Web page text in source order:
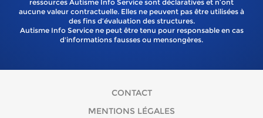
ressources Autisme Info Service sont déclaratives et n’ont
aucune valeur contractuelle. Elles ne peuvent pas être utilisées à
des fins d’évaluation des structures.
Autisme Info Service ne peut être tenu pour responsable en cas
d'informations fausses ou mensongères.
CONTACT
MENTIONS LÉGALES